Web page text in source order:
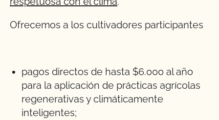
Ofrecemos a los cultivadores participantes
pagos directos de hasta $6.000 al año
para la aplicación de prácticas agrícolas
regenerativas y climáticamente
inteligentes;